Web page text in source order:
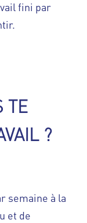
fini par
TE
?
semaine à la
et de